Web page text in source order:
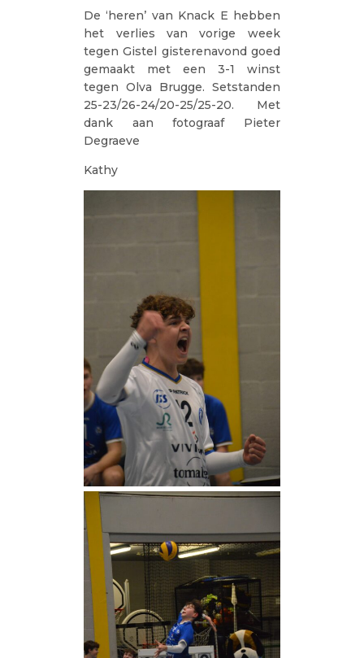
De ‘heren’ van Knack E hebben
het verlies van vorige week
tegen Gistel gisterenavond goed
gemaakt met een 3-1 winst
tegen Olva Brugge. Setstanden
25-23/26-24/20-25/25-20. Met
dank aan fotograaf Pieter
Degraeve
Kathy